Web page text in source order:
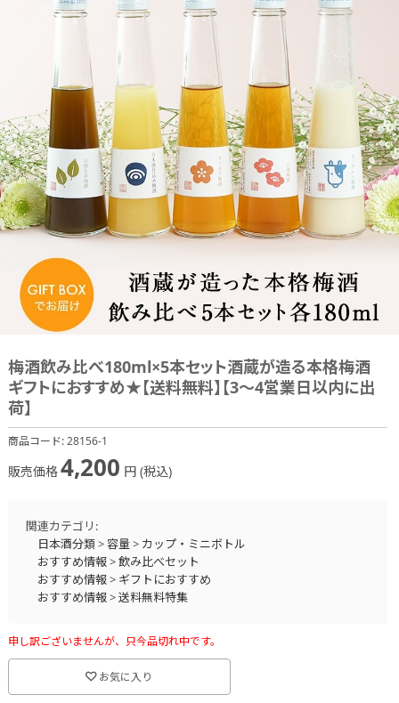
梅酒飲み比べ180ml×5本セット酒蔵が造る本格梅酒
ギフトにおすすめ★【送料無料】【3～4営業日以内に出
荷】
商品コード:28156-1
販売価格4,200 円 (税込)
関連カテゴリ:
日本酒分類>容量> カップ・ミニボトル
おすすめ情報>飲み比べセット
おすすめ情報> ギフトにおすすめ
おすすめ情報>送料無料特集
おすすめ情報 > 季節のおすすめ商品
おすすめ情報>EPARK会員様 クーポン対象商品
申し訳ございませんが、只今品切れ中です。
お気に入り